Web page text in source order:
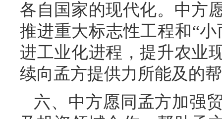
各自国家的现代化。中方
推进重大标志性工程和“
进工业化进程，提升农业
续向孟方提供力所能及的
六、中方愿同孟方加强